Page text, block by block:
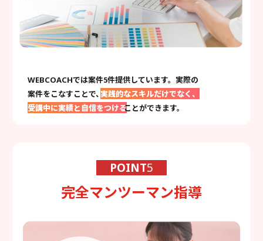
WEBCOACHでは案件5件提供しています。実際の
案件をこなすことで、実践的なスキルだけでなく、
受講中に実績と自信をつけることができます。
POINT5
完全マンツーマン指導